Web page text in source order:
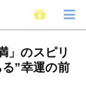
「小満」のスピリチュ
」のスピリ
”幸運の前